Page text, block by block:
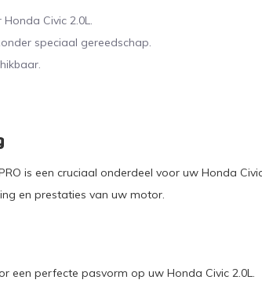
Civic 2.0L.
speciaal gereedschap.
is een cruciaal onderdeel voor uw Honda
en prestaties van uw motor.
een perfecte pasvorm op uw Honda Civic 2.0L.